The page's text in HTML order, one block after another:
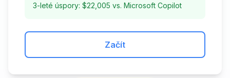
3-leté úspory: $22,005 vs. Microsoft Copilot
Začít